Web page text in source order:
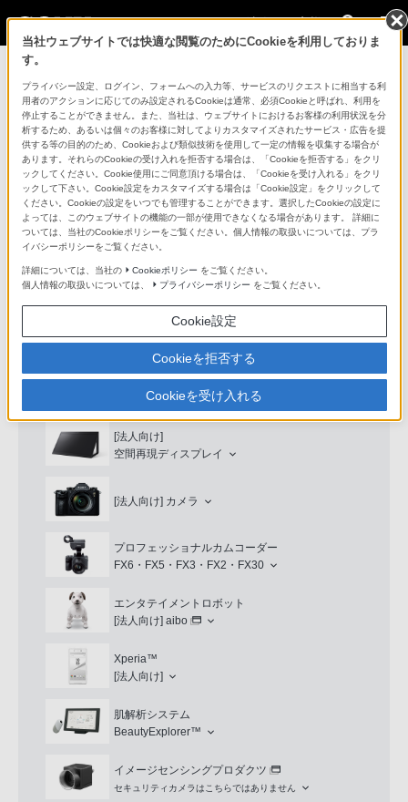
法人のお客様
コンスーマー製品に関するお問い合わせ
製品に関する重要なお知らせ
プロフェッショナル／業務用製品に関
するサポート・お問い合わせ
専用窓口のある業務用商品に関するお問い合わせ
以下の製品・サービスは専用窓口がございます。対象の
アイコンをクリックしてリンク先の窓口よりお問い合わ
業務用ディスプレイ・テレビ
[法人向け]ブラビア
[法人向け]
空間再現ディスプレイ
[法人向け] カメラ
プロフェッショナルカムコーダー
FX6・FX5・FX3・FX2・FX30
エンタテイメントロボット
[法人向け] aibo
Xperia™
[法人向け]
肌解析システム
BeautyExplorer™
イメージセンシングプロダクツ
セキュリティカメラはこちらではありません
当社ウェブサイトでは快適な閲覧のためにCookieを利用しておりま
す。
プライバシー設定、ログイン、フォームへの入力等、サービスのリクエストに相当する利
用者のアクションに応じてのみ設定されるCookieは通常、必須Cookieと呼ばれ、利用を
停止することができません。また、当社は、ウェブサイトにおけるお客様の利用状況を分
析するため、あるいは個々のお客様に対してよりカスタマイズされたサービス・広告を提
供する等の目的のため、Cookieおよび類似技術を使用して一定の情報を収集する場合が
あります。それらのCookieの受け入れを拒否する場合は、「Cookieを拒否する」をクリ
ックしてください。Cookie使用にご同意頂ける場合は、「Cookieを受け入れる」をクリ
ックして下さい。Cookie設定をカスタマイズする場合は「Cookie設定」をクリックして
ください。Cookieの設定をいつでも管理することができます。選択したCookieの設定に
よっては、このウェブサイトの機能の一部が使用できなくなる場合があります。 詳細に
ついては、当社のCookieポリシーをご覧ください。個人情報の取扱いについては、プラ
イバシーポリシーをご覧ください。
詳細については、当社の Cookieポリシー をご覧ください。
個人情報の取扱いについては、
プライバシーポリシー をご覧ください。
Cookie設定
Cookieを拒否する
Cookieを受け入れる